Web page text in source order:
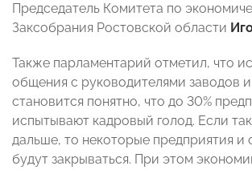
Председатель Комитета по
Заксобрания Ростовской области
Также парламентарий отметил, что
общения с руководителями заводов
становится понятно, что до 30%
испытывают кадровый голод. Если
дальше, то некоторые предприятия и
будут закрываться. При этом